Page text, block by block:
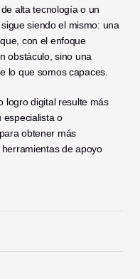
alta tecnología o un
siendo el mismo: una
con el enfoque
obstáculo, sino una
lo que somos capaces.
logro digital resulte más
especialista o
obtener más
herramientas de apoyo